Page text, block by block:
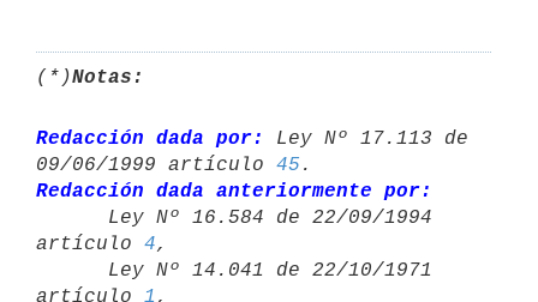
(*)Notas:
Redacción dada por:
Ley Nº 17.113 de
09/06/1999 artículo 45
Redacción dada anteriormente por:
artículo 4,
artículo 1 ,